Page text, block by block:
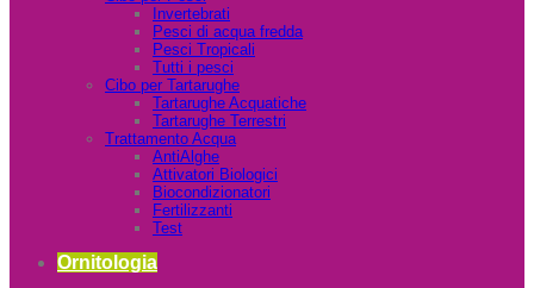
Invertebrati
Pesci di acqua fredda
Pesci Tropicali
Tutti i pesci
Cibo per Tartarughe
Tartarughe Acquatiche
Tartarughe Terrestri
Trattamento Acqua
AntiAlghe
Attivatori Biologici
Biocondizionatori
Fertilizzanti
Test
Ornitologia